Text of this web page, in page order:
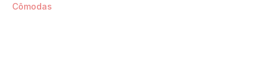
Cômodas